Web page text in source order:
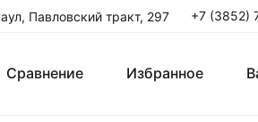
Павловский тракт, 297 +7 (3852)
Сравнение Избранное